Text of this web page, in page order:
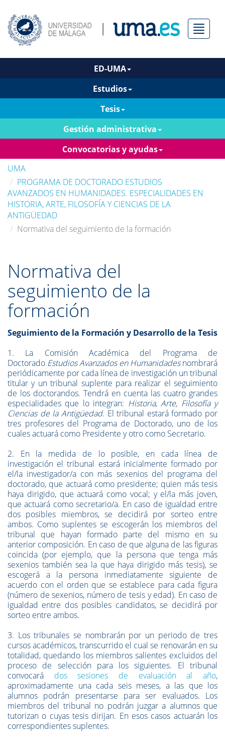
Menú
ED-UMA
Estudios
Tesis
Gestión administrativa
Convocatorias y ayudas
UMA
PROGRAMA DE DOCTORADO ESTUDIOS
AVANZADOS EN HUMANIDADES. ESPECIALIDADES EN
HISTORIA, ARTE, FILOSOFÍA Y CIENCIAS DE LA
ANTIGÜEDAD
Normativa del seguimiento de la formación
Normativa del
seguimiento de la
formación
Seguimiento de la Formación y Desarrollo de la Tesis
1. La Comisión Académica del Programa de
Doctorado Estudios Avanzados en Humanidadesnombrará
periódicamente por cada línea de investigación un tribunal
titular y un tribunal suplente para realizar el seguimiento
de los doctorandos. Tendrá en cuenta las cuatro grandes
especialidades que lo integran: Historia, Arte, Filosofía y
Ciencias de la Antigüedad. El tribunal estará formado por
tres profesores del Programa de Doctorado, uno de los
cuales actuará como Presidente y otro como Secretario.
2. En la medida de lo posible, en cada línea de
investigación el tribunal estará inicialmente formado por
el/la investigador/a con más sexenios del programa del
doctorado, que actuará como presidente; quien más tesis
haya dirigido, que actuará como vocal; y el/la más joven,
que actuará como secretario/a. En caso de igualdad entre
dos posibles miembros, se decidirá por sorteo entre
ambos. Como suplentes se escogerán los miembros del
tribunal que hayan formado parte del mismo en su
anterior composición. En caso de que alguna de las figuras
coincida (por ejemplo, que la persona que tenga más
sexenios también sea la que haya dirigido más tesis), se
escogerá a la persona inmediatamente siguiente de
acuerdo con el orden que se establece para cada figura
(número de sexenios, número de tesis y edad). En caso de
igualdad entre dos posibles candidatos, se decidirá por
sorteo entre ambos.
3. Los tribunales se nombrarán por un periodo de tres
cursos académicos, transcurrido el cual se renovarán en su
totalidad, quedando los miembros salientes excluidos del
proceso de selección para los siguientes. El tribunal
convocará dos sesiones de evaluación al año,
aproximadamente una cada seis meses, a las que los
alumnos podrán presentarse para ser evaluados. Los
miembros del tribunal no podrán juzgar a alumnos que
tutorizan o cuyas tesis dirijan. En esos casos actuarán los
correspondientes suplentes.